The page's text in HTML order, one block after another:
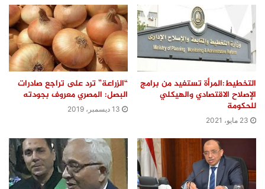
التخطيط:المرأة تستفيد من برامج
الإصلاح الاقتصادي والهيكلي
للحكومة
23 مايو، 2021
“الزراعة” ترد على تراجع صادرات
البصل: المصري معروف بجودته
13 ديسمبر، 2019